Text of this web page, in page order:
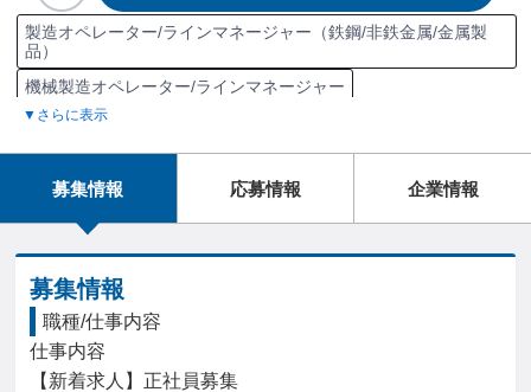
製造オペレーター/ラインマネージャー（鉄鋼/非鉄金属/金属製
品）
機械製造オペレーター/ラインマネージャー
製造オペレーター/ラインマネージャー（自動車/輸送機器）
HACCP
マシニングセンター 射出成形機 包装機
組立機
NC旋盤
金型 研磨機 溶接機
EMI
Excel グラフ
汎用旋盤
危険物取扱者甲種
普通自動車第一種運転免許（AT限定）
普通自動車第一種運転免許（MT限定）
フォークリフト運転特別教育
▼さらに表示
募集情報 応募情報 企業情報
募集情報
職種/仕事内容
仕事内容
【新着求人】正社員募集